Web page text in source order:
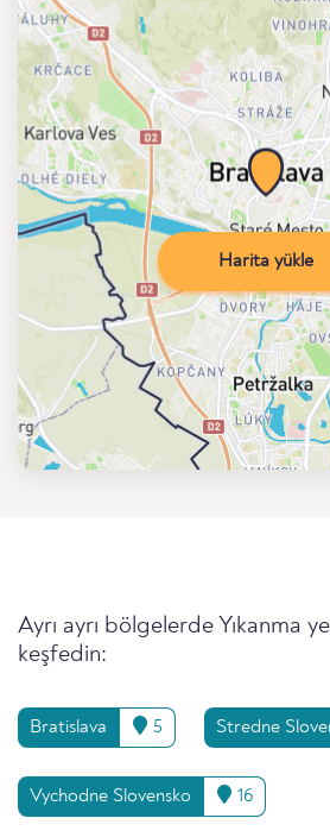
Harita yükle
Ayrı ayrı bölgelerde Yıkanma
keşfedin:
Bratislava 5 Stredne
Vychodne Slovensko 16